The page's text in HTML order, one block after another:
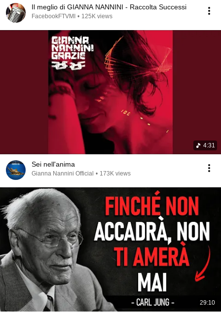
Il meglio di GIANNA NANNINI - Raccolta Successi
FacebookFTVMI • 125K views
4:31
Sei nell'anima
Gianna Nannini Official • 173K views
29:10